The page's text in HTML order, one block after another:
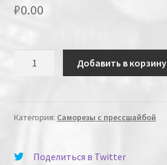
₽0.00
Добавить в корзину
Категория: Саморезы с прессшайбой
Поделиться в Twitter